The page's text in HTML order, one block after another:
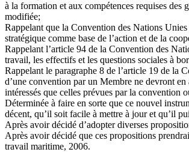
à la formation et aux compétences requises
modifiée;
Rappelant que la Convention des Nations
stratégique comme base de l’action et de la
Rappelant l’article 94 de la Convention des
travail, les effectifs et les questions sociales à
Rappelant le paragraphe 8 de l’article 19 de la
d’une convention par un Membre ne devront
intéressés que celles prévues par la convention
Déterminée à faire en sorte que ce nouvel
décent, qu’il soit facile à mettre à jour et qu’il
Après avoir décidé d’adopter diverses
Après avoir décidé que ces propositions
travail maritime, 2006.